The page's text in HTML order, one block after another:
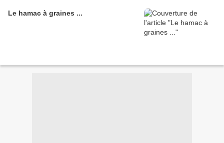
Le hamac à graines ...